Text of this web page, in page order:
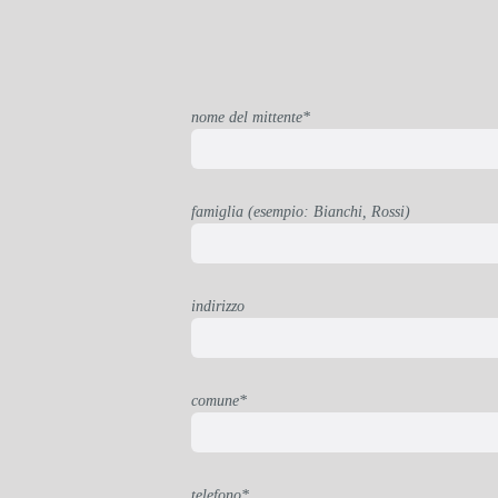
nome del mittente*
famiglia (esempio: Bianchi, Rossi)
indirizzo
comune*